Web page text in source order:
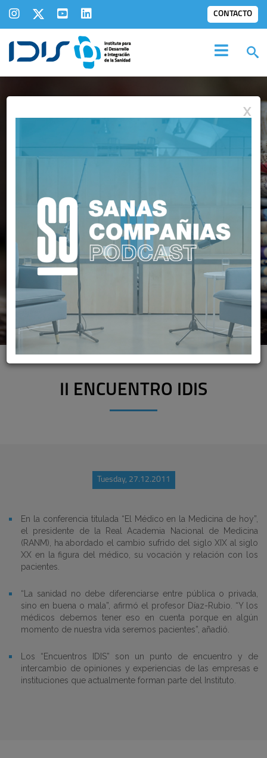
CONTACTO
NOTAS DE PRENSA
II ENCUENTRO IDIS
Tuesday, 27.12.2011
En la conferencia titulada “El Médico en la Medicina de hoy”,
el presidente de la Real Academia Nacional de Medicina
(RANM), ha abordado el cambio sufrido del siglo XIX al siglo
XX en la figura del médico, su vocación y relación con los
pacientes.
“La sanidad no debe diferenciarse entre pública o privada,
sino en buena o mala”, afirmó el profesor Díaz-Rubio. “Y los
médicos debemos tener eso en cuenta porque en algún
momento de nuestra vida seremos pacientes”, añadió.
Los “Encuentros IDIS” son un punto de encuentro y de
intercambio de opiniones y experiencias de las empresas e
instituciones que actualmente forman parte del Instituto.
X